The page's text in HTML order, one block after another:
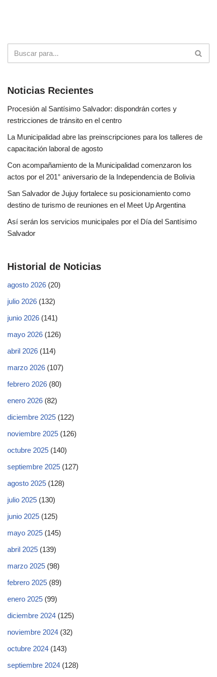
Noticias Recientes
Procesión al Santísimo Salvador: dispondrán cortes y
restricciones de tránsito en el centro
La Municipalidad abre las preinscripciones para los talleres de
capacitación laboral de agosto
Con acompañamiento de la Municipalidad comenzaron los
actos por el 201° aniversario de la Independencia de Bolivia
San Salvador de Jujuy fortalece su posicionamiento como
destino de turismo de reuniones en el Meet Up Argentina
Así serán los servicios municipales por el Día del Santísimo
Salvador
Historial de Noticias
agosto 2026 (20)
julio 2026 (132)
junio 2026 (141)
mayo 2026 (126)
abril 2026 (114)
marzo 2026 (107)
febrero 2026 (80)
enero 2026 (82)
diciembre 2025 (122)
noviembre 2025 (126)
octubre 2025 (140)
septiembre 2025 (127)
agosto 2025 (128)
julio 2025 (130)
junio 2025 (125)
mayo 2025 (145)
abril 2025 (139)
marzo 2025 (98)
febrero 2025 (89)
enero 2025 (99)
diciembre 2024 (125)
noviembre 2024 (32)
octubre 2024 (143)
septiembre 2024 (128)